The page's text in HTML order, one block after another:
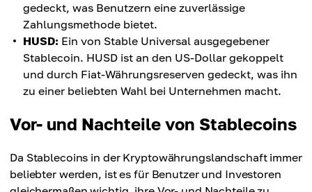
gedeckt, was Benutzern eine zuverlässige
Zahlungsmethode bietet.
HUSD: Ein von Stable Universal ausgegebener
Stablecoin. HUSD ist an den US-Dollar gekoppelt
und durch Fiat-Währungsreserven gedeckt, was ihn
zu einer beliebten Wahl bei Unternehmen macht.
Vor- und Nachteile von Stablecoins
Da Stablecoins in der Kryptowährungslandschaft immer
beliebter werden, ist es für Benutzer und Investoren